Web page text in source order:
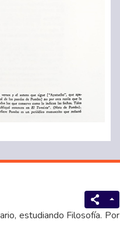
estudiando Filosofía. Por